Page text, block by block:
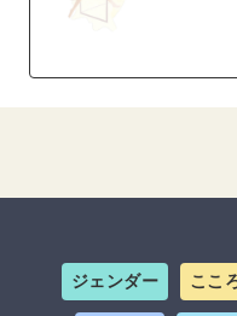
ジェンダー ここ